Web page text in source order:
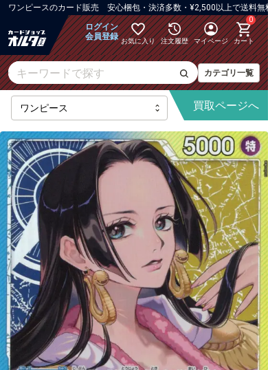
ワンピースのカード販売 安心梱包・決済多数・¥2,500以上で送料無料
ログイン
会員登録 お気に入り 注文履歴 マイページ
0
カート
カテゴリ一覧
【OP-16】決戦の刻
【OP-15】神の島の冒険
【OP-14】蒼海の七傑
【OP-13】受け継がれる意志
【PRB-02】ONE PIECE CARD THE BEST vol.2
【OP-12】師弟の絆
【OP-11】神速の拳
買取ページへ